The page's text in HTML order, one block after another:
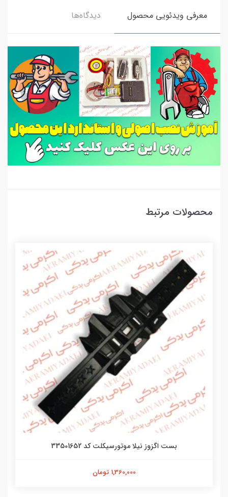
معرفی ویدئویی محصول دیدگاه‌ها
محصولات مرتبط
بست اگزوز نیلا موتورسیکلت کد 33501652
1,360,000 تومان